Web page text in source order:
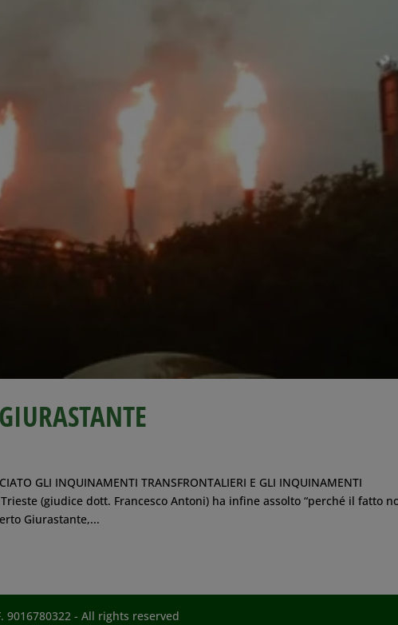
GLI INQUINAMENTI TRANSFRONTALIERI E GLI INQUINAMENTI
(giudice dott. Francesco Antoni) ha infine assolto “perché il fatto
Giurastante,...
9016780322 - All rights reserved